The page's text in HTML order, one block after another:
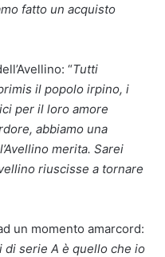
fatto un acquisto
“Tutti
il popolo irpino, i
per il loro amore
abbiamo una
merita. Sarei
riuscisse a tornare
un momento amarcord:
di serie A è quello che io